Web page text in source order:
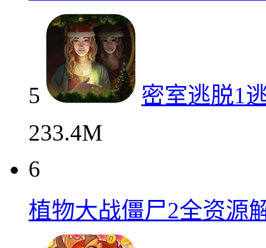
5
密室逃脱1
233.4M
6
植物大战僵尸2全资源